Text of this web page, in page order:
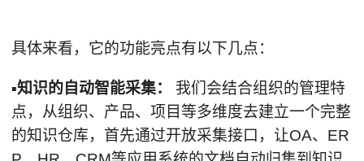
具体来看，它的功能亮点有以下几点：
▪知识的自动智能采集：
我们会结合组织的管理特
点，从组织、产品、项目等多维度去建立一个完整
的知识仓库，首先通过开放采集接口，让OA、ER